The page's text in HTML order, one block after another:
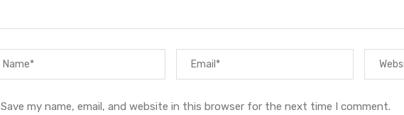
Save my name, email, and website in this browser for the next time I comment.